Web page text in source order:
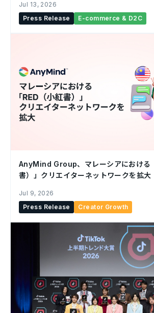
Jul 13, 2026
Press Release
E-commerce & D2C
AnyMind Group、マレーシアにおける
書）」クリエイターネットワークを拡大
Jul 9, 2026
Press Release
Creator Growth